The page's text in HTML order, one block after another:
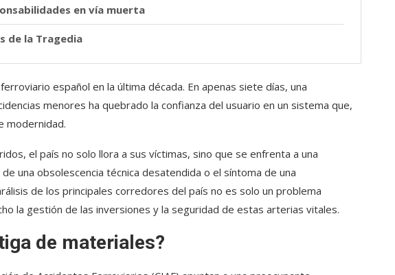
en vía muerta
de la Tragedia
español en la última década. En apenas siete días, una
menores ha quebrado la confianza del usuario en un sistema que,
modernidad.
el país no solo llora a sus víctimas, sino que se enfrenta a una
una obsolescencia técnica desatendida o el síntoma de una
de los principales corredores del país no es solo un problema
la gestión de las inversiones y la seguridad de estas arterias vitales.
de materiales?